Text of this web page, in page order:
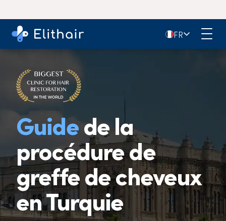
🇫🇷FR
Guidede la
procédure de
greffe de cheveux
en Turquie